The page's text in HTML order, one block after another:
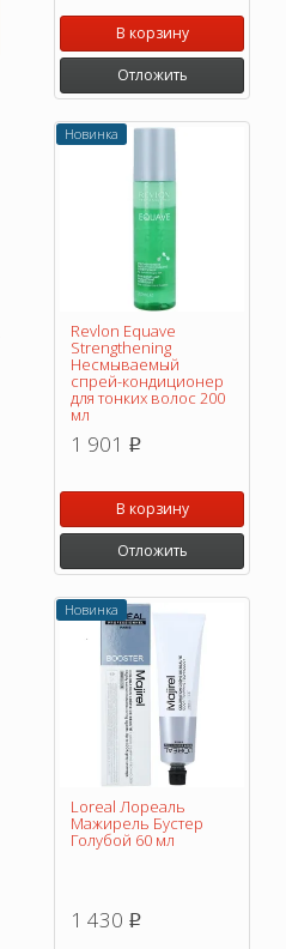
В корзину
Отложить
Новинка
Revlon Equave
Strengthening
Несмываемый
спрей-кондиционер
для тонких волос 200
мл
1 901 p
В корзину
Отложить
Новинка
Loreal Лореаль
Мажирель Бустер
Голубой 60 мл
1 430 p